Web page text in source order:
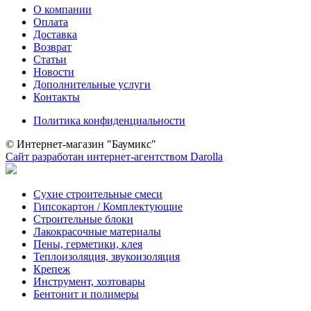
О компании
Оплата
Доставка
Возврат
Статьи
Новости
Дополнительные услуги
Контакты
Политика конфиденциальности
© Интернет-магазин "Баумикс"
Сайт разработан интернет-агентством Darolla
Сухие строительные смеси
Гипсокартон / Комплектующие
Строительные блоки
Лакокрасочные материалы
Пены, герметики, клея
Теплоизоляция, звукоизоляция
Крепеж
Инструмент, хозтовары
Бентонит и полимеры